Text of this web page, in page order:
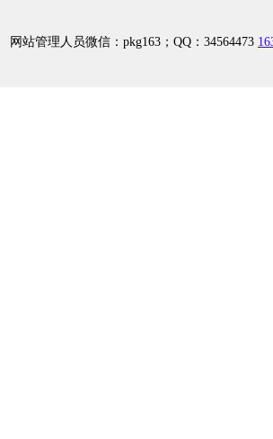
网站管理人员微信：pkg163；QQ：34564473